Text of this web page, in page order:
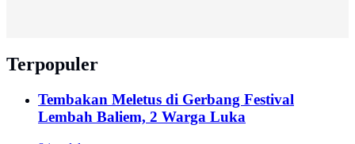
Terpopuler
Tembakan Meletus di Gerbang Festival
Lembah Baliem, 2 Warga Luka